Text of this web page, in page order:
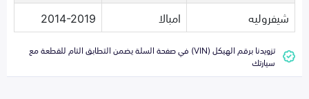
شيفروليه
امبالا 2014-2019
تزويدنا برقم الهيكل (VIN) في صفحة السلة يضمن التطابق التام للقطعة مع
سيارتك